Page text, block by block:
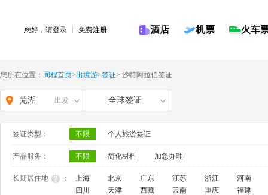
您好，请登录 免费注册 酒店 机票 火车
您所在位置： 同程首页>出境游>签证> 沙特阿拉伯签证
芜湖 出发 全球签证
签证类型： 不限 个人旅游签证
产品服务： 不限 简化材料 加急办理
长期居住地 ： 上海 北京 广东 江苏 浙江
河南
四川
天津 西藏 云南 重庆 福建